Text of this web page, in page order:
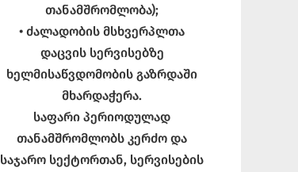
თანამშრომლობა);
• ძალადობის მსხვერპლთა
დაცვის სერვისებზე
ხელმისაწვდომობის გაზრდაში
მხარდაჭერა.
საფარი პერიოდულად
თანამშრომლობს კერძო და
საჯარო სექტორთან, სერვისების